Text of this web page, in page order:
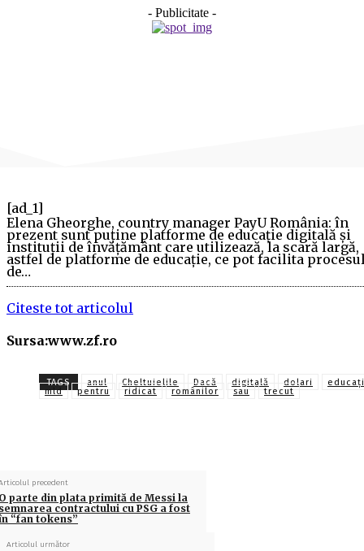
- Publicitate -
[ad_1]
Elena Gheorghe, country manager PayU România: în
prezent sunt puţine platforme de educaţie digitală şi
instituţii de învăţământ care utilizează, la scară largă,
astfel de platforme de educaţie, ce pot facilita
de…
Citeste tot articolul
Sursa:www.zf.ro
TAGS anul Cheltuielile Dacă digitală dolari
mld
pentru ridicat românilor sau trecut
precedent
parte din plata primită de Messi la
contractului cu PSG a fost
“fan tokens”
Articolul următor